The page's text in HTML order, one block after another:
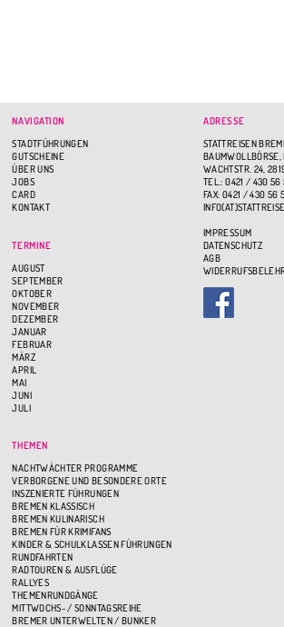
NAVIGATION
STADTFÜHRUNGEN
GUTSCHEINE
ÜBER UNS
JOBS
CARD
KONTAKT
TERMINE
AUGUST
SEPTEMBER
OKTOBER
NOVEMBER
DEZEMBER
JANUAR
FEBRUAR
MÄRZ
APRIL
MAI
JUNI
JULI
THEMEN
NACHTWÄCHTER PROGRAMME
VERBORGENE UND BESONDERE ORTE
INSZENIERTE FÜHRUNGEN
BREMEN KLASSISCH
BREMEN KULINARISCH
BREMEN FÜR KRIMIFANS
KINDER & SCHULKLASSEN FÜHRUNGEN
RUNDFAHRTEN
RADTOUREN & AUSFLÜGE
RALLYES
THEMENRUNDGÄNGE
MITTWOCHS- / SONNTAGSREIHE
BREMER UNTERWELTEN / BUNKER
ADRESSE
STATTREISEN
WACHTSTR. 24,
TEL.: 0421 / 430 56
FAX: 0421 / 430 56
IMPRESSUM
DATENSCHUTZ
AGB